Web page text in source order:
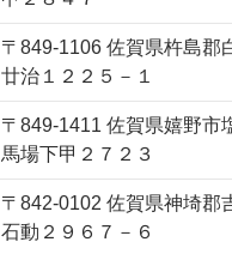
〒849-1106 佐賀県杵島郡
廿治１２２５－１
〒849-1411 佐賀県嬉野市
馬場下甲２７２３
〒842-0102 佐賀県神埼郡
石動２９６７－６